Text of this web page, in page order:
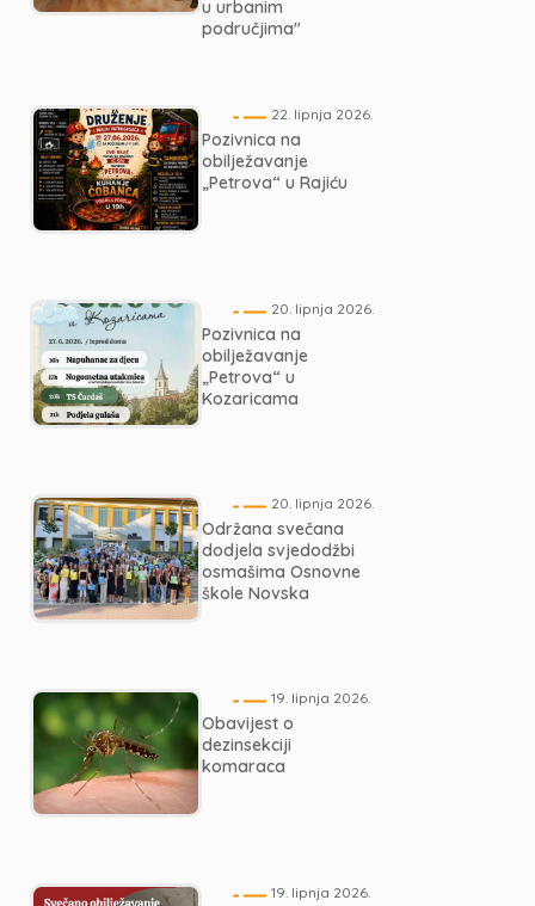
u urbanim
područjima"
22. lipnja 2026.
Pozivnica na
obilježavanje
„Petrova“ u Rajiću
20. lipnja 2026.
Pozivnica na
obilježavanje
„Petrova“ u
Kozaricama
20. lipnja 2026.
Održana svečana
dodjela svjedodžbi
osmašima Osnovne
škole Novska
19. lipnja 2026.
Obavijest o
dezinsekciji
komaraca
19. lipnja 2026.